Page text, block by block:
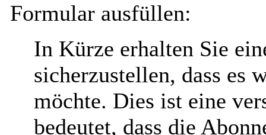
Formular ausfüllen:
In Kürze erhalten Sie
sicherzustellen, dass es
möchte. Dies ist eine
bedeutet, dass die